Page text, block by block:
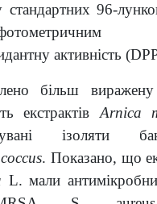
стандартних 96-
активність
більш
екстрактівArnica
ізоляти
. Показано, що
L. мали